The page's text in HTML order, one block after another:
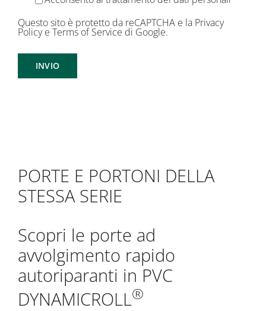
Questo sito è protetto da reCAPTCHA e la Privacy
Policye Terms of Service di Google.
PORTE E PORTONI DELLA
STESSA SERIE
Scopri le porte ad
avvolgimento rapido
autoriparanti in PVC
DYNAMICROLL®